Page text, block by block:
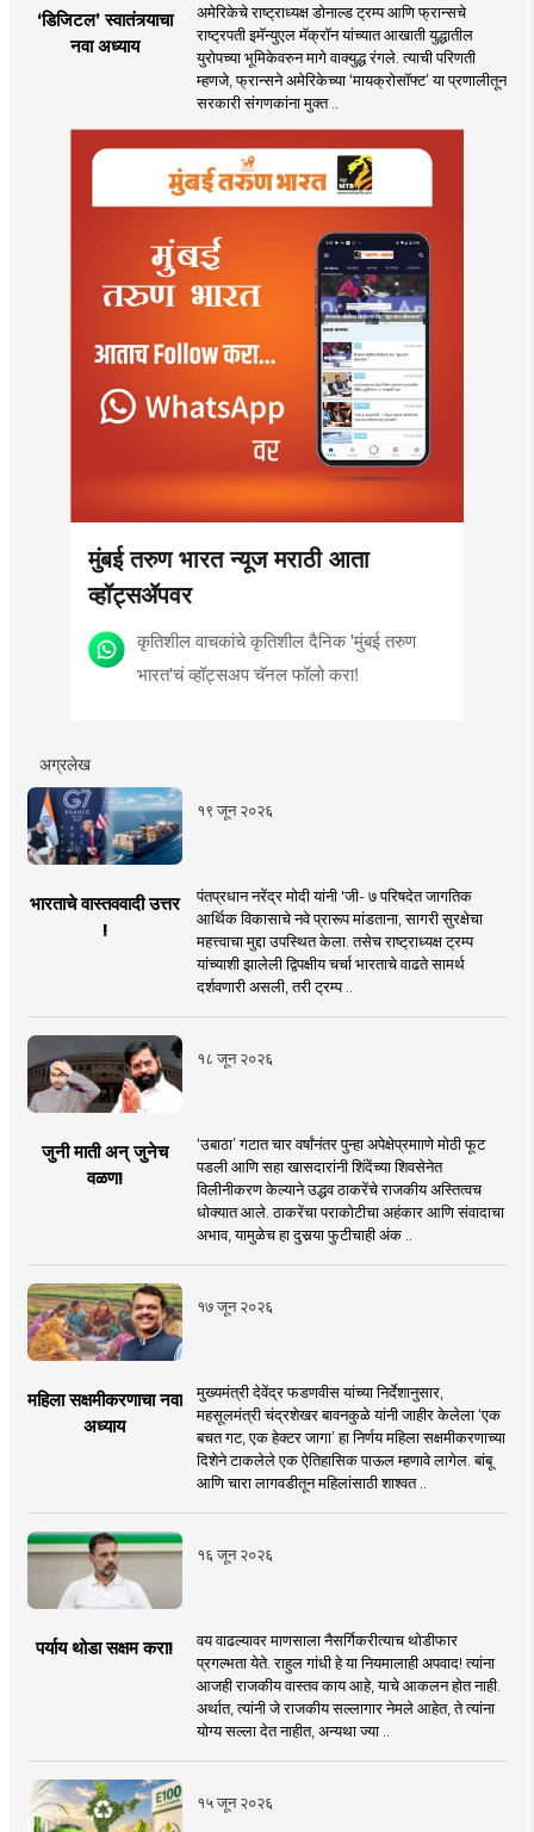
‘डिजिटल’ स्वातंत्र्याचा
नवा अध्याय
अमेरिकेचे राष्ट्राध्यक्ष डोनाल्ड ट्रम्प आणि फ्रान्सचे
राष्ट्रपती इमॅन्युएल मॅक्रॉन यांच्यात आखाती युद्धातील
युरोपच्या भूमिकेवरुन मागे वाक्युद्ध रंगले. त्याची परिणती
म्हणजे, फ्रान्सने अमेरिकेच्या ‘मायक्रोसॉफ्ट’ या प्रणालीतून
सरकारी संगणकांना मुक्त ..
मुंबई तरुण भारत न्यूज मराठी आता
व्हॉट्सॲपवर
कृतिशील वाचकांचे कृतिशील दैनिक 'मुंबई तरुण
भारत'चं व्हॉट्सअप चॅनल फॉलो करा!
अग्रलेख
१९ जून २०२६
भारताचे वास्तववादी उत्तर
!
पंतप्रधान नरेंद्र मोदी यांनी 'जी- ७ परिषदेत जागतिक
आर्थिक विकासाचे नवे प्रारूप मांडताना, सागरी सुरक्षेचा
महत्त्वाचा मुद्दा उपस्थित केला. तसेच राष्ट्राध्यक्ष ट्रम्प
यांच्याशी झालेली द्विपक्षीय चर्चा भारताचे वाढते सामर्थ
दर्शवणारी असली, तरी ट्रम्प ..
१८ जून २०२६
जुनी माती अन् जुनेच
वळण!
‘उबाठा’ गटात चार वर्षांनंतर पुन्हा अपेक्षेप्रमााणे मोठी फूट
पडली आणि सहा खासदारांनी शिंदेंच्या शिवसेनेत
विलीनीकरण केल्याने उद्धव ठाकरेंचे राजकीय अस्तित्वच
धोक्यात आले. ठाकरेंचा पराकोटीचा अहंकार आणि संवादाचा
अभाव, यामुळेच हा दुसर्‍या फुटीचाही अंक ..
१७ जून २०२६
महिला सक्षमीकरणाचा नवा
अध्याय
मुख्यमंत्री देवेंद्र फडणवीस यांच्या निर्देशानुसार,
महसूलमंत्री चंद्रशेखर बावनकुळे यांनी जाहीर केलेला ‘एक
बचत गट, एक हेक्टर जागा’ हा निर्णय महिला सक्षमीकरणाच्या
दिशेने टाकलेले एक ऐतिहासिक पाऊल म्हणावे लागेल. बांबू
आणि चारा लागवडीतून महिलांसाठी शाश्वत ..
१६ जून २०२६
पर्याय थोडा सक्षम करा!
वय वाढल्यावर माणसाला नैसर्गिकरीत्याच थोडीफार
प्रगल्भता येते. राहुल गांधी हे या नियमालाही अपवाद! त्यांना
आजही राजकीय वास्तव काय आहे, याचे आकलन होत नाही.
अर्थात, त्यांनी जे राजकीय सल्लागार नेमले आहेत, ते त्यांना
योग्य सल्ला देत नाहीत, अन्यथा ज्या ..
१५ जून २०२६